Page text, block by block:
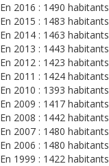
En 2016 : 1490 habitants
En 2015 : 1483 habitants
En 2014 : 1463 habitants
En 2013 : 1443 habitants
En 2012 : 1423 habitants
En 2011 : 1424 habitants
En 2010 : 1393 habitants
En 2009 : 1417 habitants
En 2008 : 1442 habitants
En 2007 : 1480 habitants
En 2006 : 1480 habitants
En 1999 : 1422 habitants